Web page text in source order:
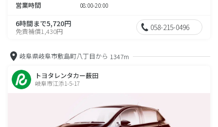
営業時間 08:00-20:00
6時間まで5,720円
免責補償1,430円 058-215-0496
岐阜県岐阜市敷島町八丁目から 1347m
トヨタレンタカー薮田
岐阜市江添1-5-17